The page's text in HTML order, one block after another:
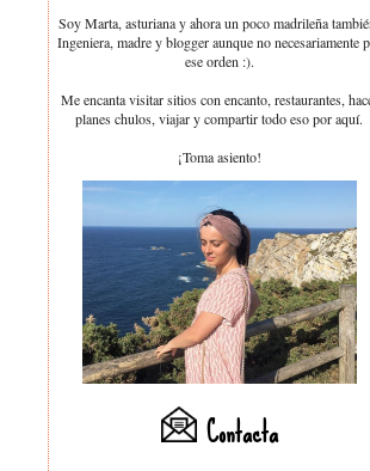
Soy Marta, asturiana y ahora un poco madrileña
Ingeniera, madre y blogger aunque no necesariamente
ese orden :).
Me encanta visitar sitios con encanto, restaurantes,
planes chulos, viajar y compartir todo eso por aquí.
¡Toma asiento!
Contacta